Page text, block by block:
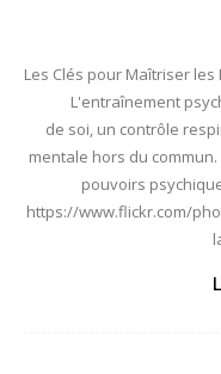
Les Clés pour Maîtriser
L'entraînement
de soi, un contrôle
mentale hors du
pouvoirs
https://www.flickr.com/